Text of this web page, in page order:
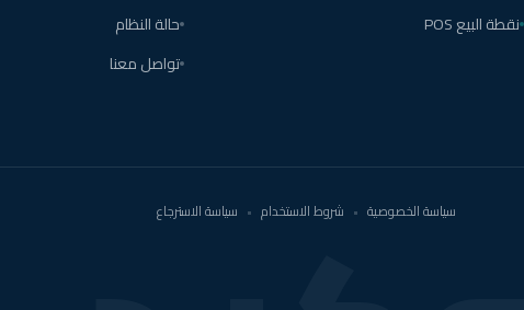
نقطة البيع POS
حالة النظام
تواصل معنا
سياسة الخصوصية • شروط الاستخدام • سياسة الاسترجاع